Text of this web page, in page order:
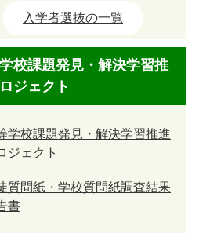
入学者選抜の一覧
校課題発見・解決学習推
ジェクト
学校課題発見・解決学習推進
ジェクト
質問紙・学校質問紙調査結果
書